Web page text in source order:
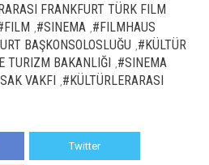
FRANKFURT TÜRK FILM
#SINEMA #FILMHAUS
BAŞKONSOLOSLUĞU #KÜLTÜR
TURIZM BAKANLIĞI #SINEMA
VAKFI #KÜLTÜRLERARASI
Twitter